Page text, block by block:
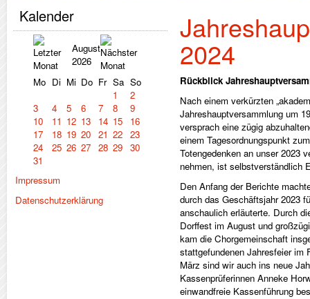
Kalender
August
2026
Mo Di Mi Do Fr Sa So
1
2
3
4 5 6 7 8
9
10
11 12 13 14 15
16
17
18 19 20 21 22
23
24
25 26 27 28 29
30
31
Impressum
Datenschutzerklärung
2024
Rückblick
Nach einem verkürzten
Jahreshauptversammlung um
versprach eine zügig
einem Tagesordnungspunkt
Totengedenken an unser 2023
nehmen, ist selbstverständlich
Den Anfang der Berichte
durch das Geschäftsjahr 2023
anschaulich erläuterte. Durch
Dorffest im August und
kam die Chorgemeinschaft
stattgefundenen Jahresfeier im
März sind wir auch ins neue
Kassenprüferinnen Anneke
einwandfreie Kassenführung